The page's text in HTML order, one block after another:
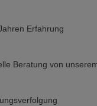
Erfahrung
Beratung von